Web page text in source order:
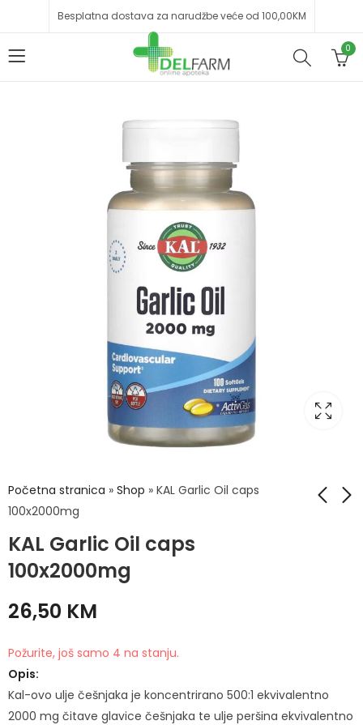
Besplatna dostava za narudžbe veće od 100,00KM
0
Početna stranica » Shop » KAL Garlic Oil caps
100x2000mg
KAL Garlic Oil caps
100x2000mg
26,50 KM
Požurite, još samo 4 na stanju.
Opis:
Kal-ovo ulje češnjaka je koncentrirano 500:1 ekvivalentno
2000 mg čitave glavice češnjaka te ulje peršina ekvivalentno